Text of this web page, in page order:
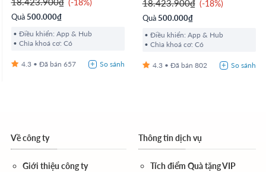
-18%
Quà 500.000₫
Điều khiển: App & Hub
Chìa khoá cơ: Có
4.3 657
18.423.900₫ -18%
Quà 500.000₫
Điều khiển: App & Hub
Chìa khoá cơ: Có
4.3 802
Về công ty
Giới thiệu công ty
Thông tin dịch vụ
Tích điểm Quà tặng VIP